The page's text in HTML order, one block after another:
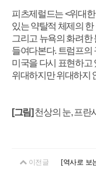
피츠제럴드는<위대
있는 약탈적 체제의
그리고 뉴욕의 화려한
들여다본다. 트럼프의
미국을 다시 표현하고
위대하지만 위대하지
[그림] 천상의 눈, 프란
이전글 [역사로 보